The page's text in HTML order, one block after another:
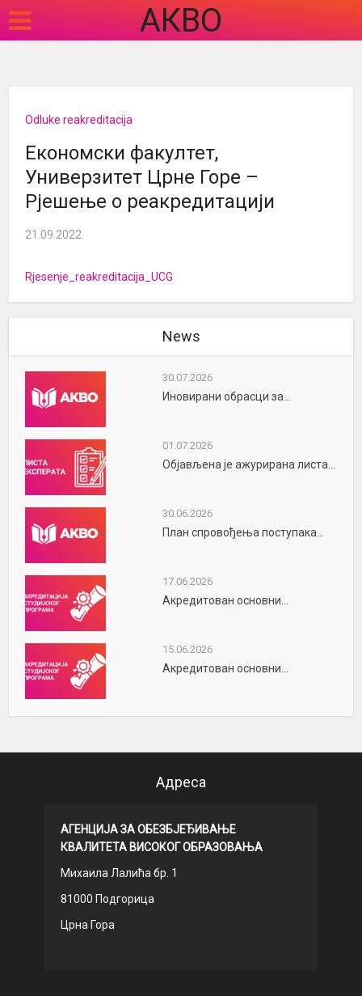
АКВО
Odluke reakreditacija
Економски факултет,
Универзитет Црне Горе –
Рјешење о реакредитацији
21.09.2022
Rjesenje_reakreditacija_UCG
News
30.07.2026
Иновирани обрасци за...
01.07.2026
Објављена је ажурирана листа...
30.06.2026
План спровођења поступака...
17.06.2026
Акредитован основни...
15.06.2026
Акредитован основни...
Адреса
АГЕНЦИЈА ЗА ОБЕЗБЈЕЂИВАЊЕ
КВАЛИТЕТА ВИСОКОГ ОБРАЗОВАЊА
Михаила Лалића бр. 1
81000 Подгорица
Црна Гора